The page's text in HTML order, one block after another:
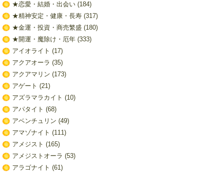
★恋愛・結婚・出会い(184)
★精神安定・健康・長寿(317)
★金運・投資・商売繁盛 (180)
★開運・魔除け・厄年(333)
アイオライト (17)
アクアオーラ (35)
アクアマリン (173)
アゲート (21)
アズラマラカイト (10)
アパタイト (68)
アベンチュリン (49)
アマゾナイト (111)
アメジスト (165)
アメジストオーラ (53)
アラゴナイト (61)